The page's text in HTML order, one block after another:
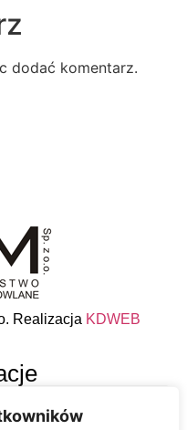
dodać komentarz.
Realizacja KDWEB